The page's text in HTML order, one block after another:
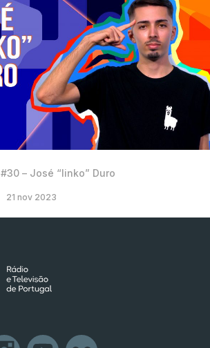
– José “linko” Duro
21 nov 2023